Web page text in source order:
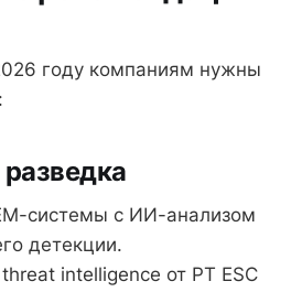
году компаниям нужны
системы с ИИ-анализом
детекции.
intelligence от PT ESC